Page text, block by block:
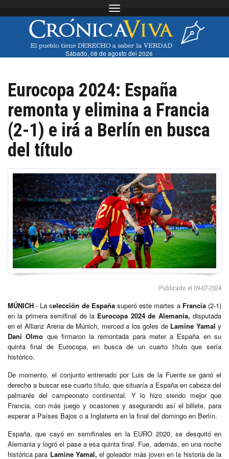
Toggle navigation
Sábado, 08 de agosto del 2026
Eurocopa 2024: España
remonta y elimina a Francia
(2-1) e irá a Berlín en busca
del título
Publicado el 09-07-2024
MÚNICH.- La selección de Españasuperó este martes a Francia(2-1)
en la primera semifinal de la Eurocopa 2024 de Alemania, disputada
en el Allianz Arena de Múnich, merced a los goles de Lamine Yamal y
Dani Olmo que firmaron la remontada para meter a España en su
quinta final de Eurocopa, en busca de un cuarto título que sería
histórico.
De momento, el conjunto entrenado por Luis de la Fuente se ganó el
derecho a buscar ese cuarto título, que situaría a España en cabeza del
palmarés del campeonato continental. Y lo hizo siendo mejor que
Francia, con más juego y ocasiones y asegurando así el billete, para
esperar a Países Bajos o a Inglaterra en la final del domingo en Berlín.
España, que cayó en semifinales en la EURO 2020, se desquitó en
Alemania y logró el pase a esa quinta final. Fue, además, en una noche
histórica para Lamine Yamal, el goleador más joven en la historia de la